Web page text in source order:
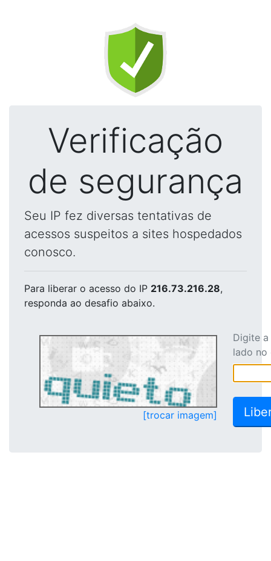
Verificação
de segurança
Seu IP fez diversas tentativas de
acessos suspeitos a sites hospedados
conosco.
Para liberar o acesso do IP 216.73.216.28,
responda ao desafio abaixo.
[trocar imagem]
Digite
lado no